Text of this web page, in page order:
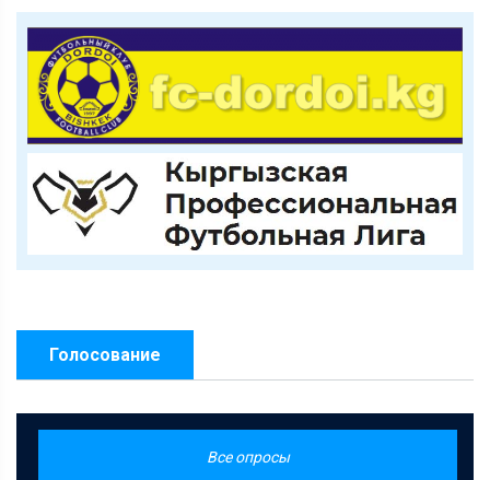
Голосование
Все опросы